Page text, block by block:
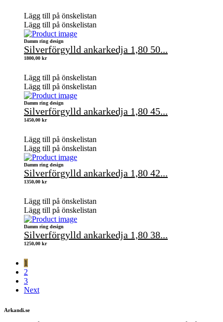
Lägg till på önskelistan
Lägg till på önskelistan
Damm ring design
Silverförgylld ankarkedja 1,80 50...
1800,00 kr
Lägg till på önskelistan
Lägg till på önskelistan
Damm ring design
Silverförgylld ankarkedja 1,80 45...
1450,00 kr
Lägg till på önskelistan
Lägg till på önskelistan
Damm ring design
Silverförgylld ankarkedja 1,80 42...
1350,00 kr
Lägg till på önskelistan
Lägg till på önskelistan
Damm ring design
Silverförgylld ankarkedja 1,80 38...
1250,00 kr
1
2
3
Next
Arkandi.se